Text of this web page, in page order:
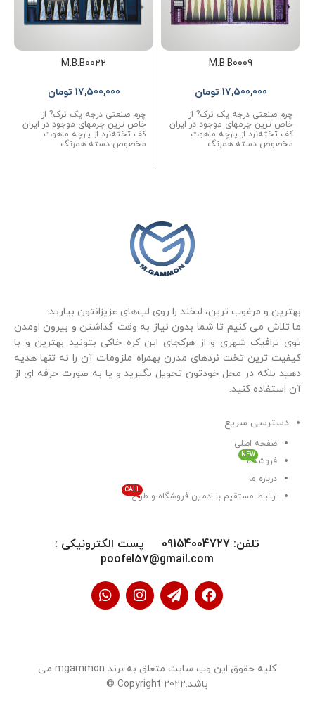
M.B.B0009
17,500,000 تومان
چرم صنعتی درجه یک ترک? از
خاص ترین چرمهای موجود در ایران
کف تخته‌نرد از پارچه ماهوت
مخصوص دسته همرنگ
M.B.B0022
17,500,000 تومان
چرم صنعتی درجه یک ترک? از
خاص ترین چرمهای موجود در ایران
کف تخته‌نرد از پارچه ماهوت
مخصوص دسته همرنگ
بهترین و مرغوب ترین، لبخند را روی لب‌های عزیزانتون بیارید.
ما تلاش می کنیم تا شما بدون نیاز به وقت گذاشتن و بیرون اومدن
توی ترافیک شهری و از هرکجای این کره خاکی بتونید بهترین و با
کیفیت ترین تخت نردهای مدرن بهمراه ملزومات آن را نه تنها هدیه
دهید بلکه در محل خودتون تحویل بگیرید و یا به صورت حرفه ای از
آن استفاده کنید.
دسترسی سریع
صفحه اصلی
فروشگاه
NEW
درباره ما
ارتباط مستقیم با ادمین فروشگاه و طراح
CALL
تلفن: 09154004727 پست الکترونیکی :
poofel57@gmail.com
کلیه حقوق این وب سایت متعلق به برند mgammon می
باشد.Copyright 2022 ©